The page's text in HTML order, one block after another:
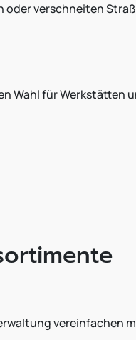
oder verschneiten
Wahl für Werkstätten
vereinfachen